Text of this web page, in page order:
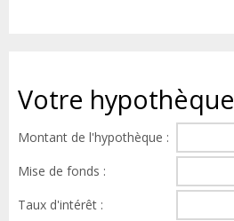
Votre hypothèque
Montant de l'hypothèque :
Mise de fonds :
Taux d'intérêt :